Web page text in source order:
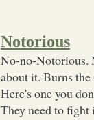
Notorious
No-no-Notorious.
about it. Burns
Here's one you
They need to